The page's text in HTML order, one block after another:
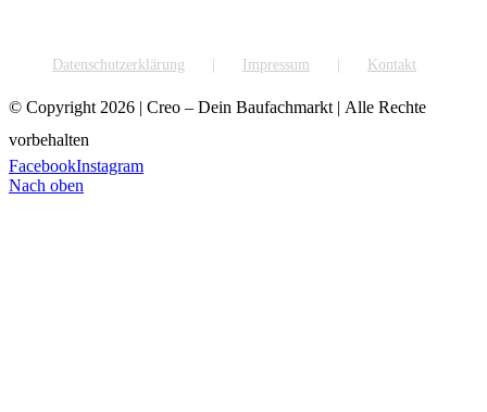
Datenschutzerklärung Impressum Kontakt
© Copyright 2026 | Creo – Dein Baufachmarkt | Alle Rechte
vorbehalten
FacebookInstagram
Nach oben